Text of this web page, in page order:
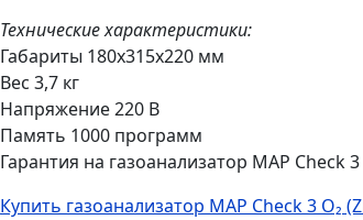
Технические характеристики:
Габариты 180х315х220 мм
Вес 3,7 кг
Напряжение 220 В
Память 1000 программ
Гарантия на газоанализатор MAP Check
Купить газоанализатор MAP Check 3 О₂